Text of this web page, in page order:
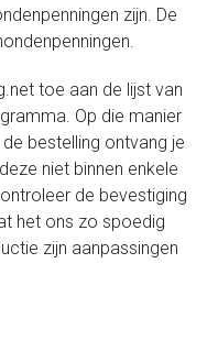
zijn. De
toe aan de lijst van
Op die manier
bestelling ontvang je
niet binnen enkele
de bevestiging
het ons zo spoedig
zijn aanpassingen